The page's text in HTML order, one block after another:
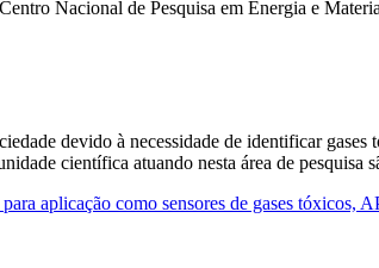
Nacional de Pesquisa em Energia e
devido à necessidade de identificar
científica atuando nesta área de pesquisa
aplicação como sensores de gases tóxicos,